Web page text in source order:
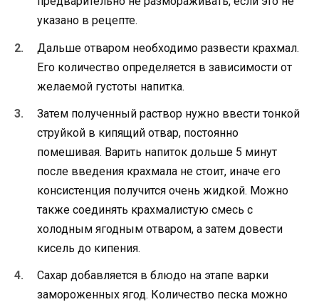
указано в рецепте.
Дальше отваром необходимо развести крахмал.
Его количество определяется в зависимости от
желаемой густоты напитка.
Затем полученный раствор нужно ввести тонкой
струйкой в кипящий отвар, постоянно
помешивая. Варить напиток дольше 5 минут
после введения крахмала не стоит, иначе его
консистенция получится очень жидкой. Можно
также соединять крахмалистую смесь с
холодным ягодным отваром, а затем довести
кисель до кипения.
Сахар добавляется в блюдо на этапе варки
замороженных ягод. Количество песка можно